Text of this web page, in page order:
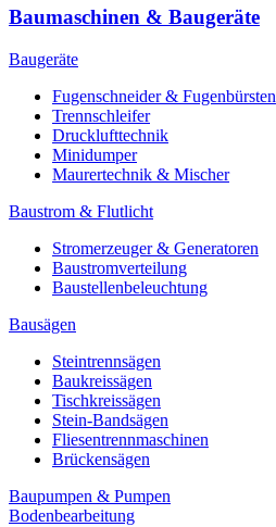
Baumaschinen & Baugeräte
Baugeräte
Fugenschneider & Fugenbürsten
Trennschleifer
Drucklufttechnik
Minidumper
Maurertechnik & Mischer
Baustrom & Flutlicht
Stromerzeuger & Generatoren
Baustromverteilung
Baustellenbeleuchtung
Bausägen
Steintrennsägen
Baukreissägen
Tischkreissägen
Stein-Bandsägen
Fliesentrennmaschinen
Brückensägen
Baupumpen & Pumpen
Bodenbearbeitung